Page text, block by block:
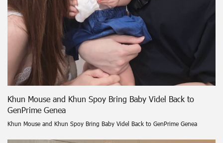
Khun Mouse and Khun Spoy Bring Baby Videl Back to
GenPrime Genea
Khun Mouse and Khun Spoy Bring Baby Videl Back to GenPrime Genea